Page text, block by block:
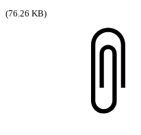
(76.26 KB)